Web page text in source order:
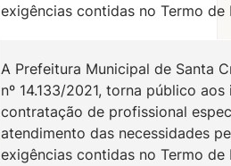
exigências contidas no Termo
A Prefeitura Municipal de Santa
nº 14.133/2021, torna público
contratação de profissional
atendimento das necessidades
exigências contidas no Termo